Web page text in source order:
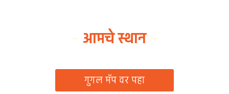
आमचे स्थान
गुगल मॅप वर पहा